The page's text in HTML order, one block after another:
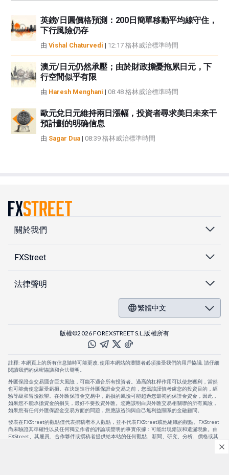
英鎊/日圓價格預測：200日簡單移動平均線守住，
下行風險仍存
由 Vishal Chaturvedi | 12:17 格林威治標準時間
澳元/日元仍然承壓；由於財政擔憂拖累日元，下
行空間似乎有限
由 Haresh Menghani | 08:48 格林威治標準時間
歐元兌日元維持兩日漲幅，投資者尋求美日未來干
預計劃的明确信息
由 Sagar Dua | 08:39 格林威治標準時間
關於我們
FXStreet
法律聲明
繁體中文
版權©2026 FOREXSTREET S.L.版權所有
註釋: 本網頁上的所有信息隨時可能更改. 使用本網站的瀏覽者必須接受我們的用戶協議. 請仔細
閱讀我們的保密協議和合法聲明。
外匯保證金交易隱含巨大風險，可能不適合所有投資者。過高的杠桿作用可以使您獲利，當然
也可能會使您蒙受虧損。在決定進行外匯保證金交易之前，您應該謹慎考慮您的投資目的，經
驗等級和冒險欲望。在外匯保證金交易中，虧損的風險可能超過您最初的保證金資金，因此，
如果您不能承擔資金的損失，最好不要投資外匯。您應該明白與外匯交易相關聯的所有風險，
如果您有任何外匯保證金交易方面的問題，您應該咨詢與自己無利益關系的金融顧問。
發表在FXStreet的觀點僅代表撰稿者本人觀點，並不代表FXStreet或他組織的觀點。FXStreet
尚未驗證其準確性以及任何獨立作者的評論或聲明的事實依據：可能出現錯誤和遺漏現象。由
FXStreet、其雇員、合作夥伴或撰稿者提供給本站的任何觀點、新聞、研究、分析、價格或其